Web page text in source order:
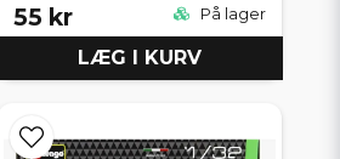
55 kr På lager
LÆG I KURV